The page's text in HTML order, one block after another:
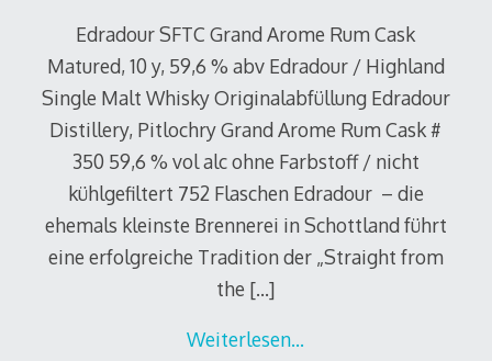
Edradour SFTC Grand Arome Rum Cask
Matured, 10 y, 59,6 % abv Edradour / Highland
Single Malt Whisky Originalabfüllung Edradour
Distillery, Pitlochry Grand Arome Rum Cask #
350 59,6 % vol alc ohne Farbstoff / nicht
kühlgefiltert 752 Flaschen Edradour – die
ehemals kleinste Brennerei in Schottland führt
eine erfolgreiche Tradition der „Straight from
the […]
Weiterlesen…